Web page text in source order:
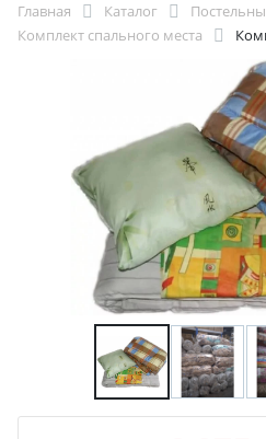
Главная Каталог
Комплект спального места